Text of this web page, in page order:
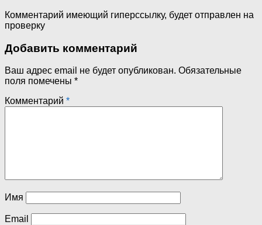
Комментарий имеющий гиперссылку, будет отправлен на
проверку
Добавить комментарий
Ваш адрес email не будет опубликован. Обязательные
поля помечены *
Комментарий *
Имя
Email